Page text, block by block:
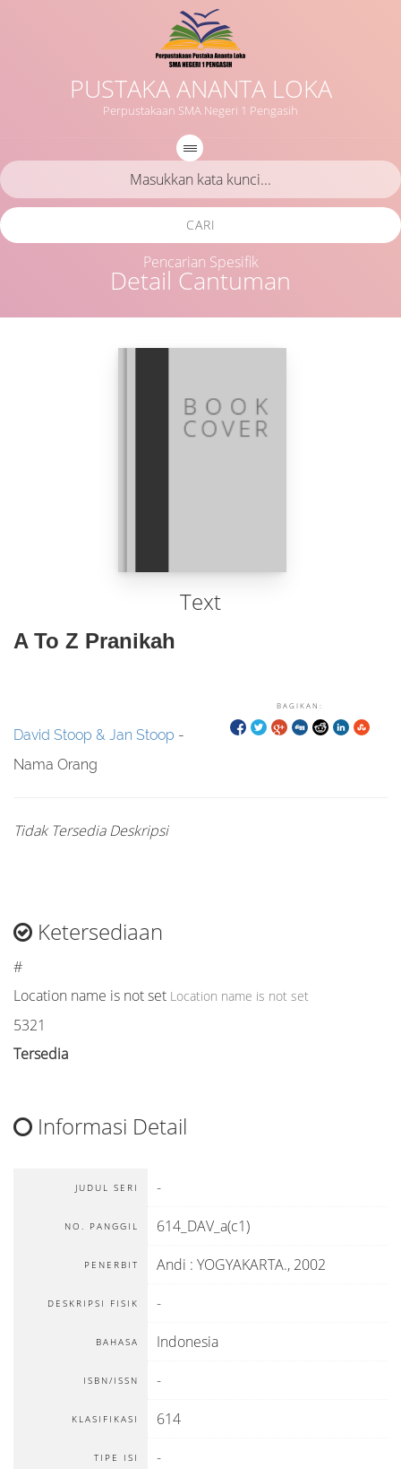
PUSTAKA ANANTA LOKA
Perpustakaan SMA Negeri 1 Pengasih
Detail Cantuman
CARI
Pencarian Spesifik
Text
A To Z Pranikah
BAGIKAN:
David Stoop & Jan Stoop -
Nama Orang
Tidak Tersedia Deskripsi
Ketersediaan
#
Location name is not set Location name is not set
5321
Tersedia
Informasi Detail
JUDUL SERI -
NO. PANGGIL 614_DAV_a(c1)
PENERBIT Andi : YOGYAKARTA., 2002
DESKRIPSI FISIK -
BAHASA Indonesia
ISBN/ISSN -
KLASIFIKASI 614
TIPE ISI -